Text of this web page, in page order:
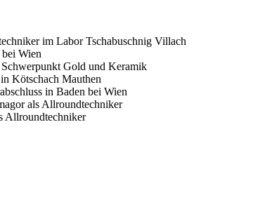
im Labor Tschabuschnig Villach
Wien
Gold und Keramik
Kötschach Mauthen
in Baden bei Wien
als Allroundtechniker
Allroundtechniker